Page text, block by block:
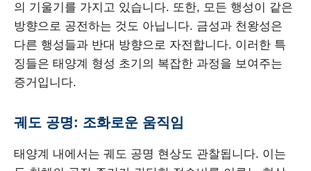
의 기울기를 가지고 있습니다. 또한, 모든 행성이 같은
방향으로 공전하는 것도 아닙니다. 금성과 천왕성은
다른 행성들과 반대 방향으로 자전합니다. 이러한 특
징들은 태양계 형성 초기의 복잡한 과정을 보여주는
증거입니다.
궤도 공명: 조화로운 움직임
태양계 내에서는 궤도 공명 현상도 관찰됩니다. 이는